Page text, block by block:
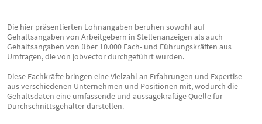
Die hier präsentierten Lohnangaben beruhen sowohl auf
Gehaltsangaben von Arbeitgebern in Stellenanzeigen als auch
Gehaltsangaben von über 10.000 Fach- und Führungskräften aus
Umfragen, die von jobvector durchgeführt wurden.
Diese Fachkräfte bringen eine Vielzahl an Erfahrungen und Expertise
aus verschiedenen Unternehmen und Positionen mit, wodurch die
Gehaltsdaten eine umfassende und aussagekräftige Quelle für
Durchschnittsgehälter darstellen.